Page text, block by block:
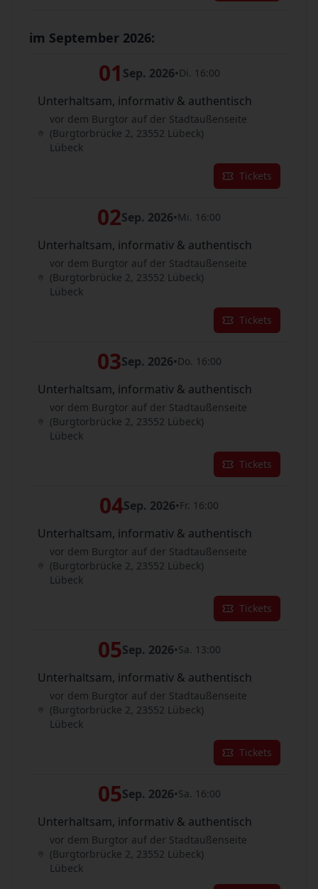
im September 2026:
01 Sep. 2026•Di. 16:00
Unterhaltsam, informativ & authentisch
vor dem Burgtor auf der Stadtaußenseite
(Burgtorbrücke 2, 23552 Lübeck)
Lübeck
Tickets
02Sep. 2026•Mi. 16:00
Unterhaltsam, informativ & authentisch
vor dem Burgtor auf der Stadtaußenseite
(Burgtorbrücke 2, 23552 Lübeck)
Lübeck
Tickets
03Sep. 2026•Do. 16:00
Unterhaltsam, informativ & authentisch
vor dem Burgtor auf der Stadtaußenseite
(Burgtorbrücke 2, 23552 Lübeck)
Lübeck
Tickets
04Sep. 2026•Fr. 16:00
Unterhaltsam, informativ & authentisch
vor dem Burgtor auf der Stadtaußenseite
(Burgtorbrücke 2, 23552 Lübeck)
Lübeck
Tickets
05Sep. 2026•Sa. 13:00
Unterhaltsam, informativ & authentisch
vor dem Burgtor auf der Stadtaußenseite
(Burgtorbrücke 2, 23552 Lübeck)
Lübeck
Tickets
05Sep. 2026•Sa. 16:00
Unterhaltsam, informativ & authentisch
vor dem Burgtor auf der Stadtaußenseite
(Burgtorbrücke 2, 23552 Lübeck)
Lübeck